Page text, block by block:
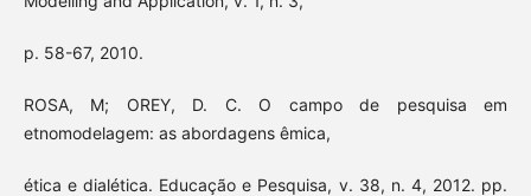
p. 58-67, 2010.
ROSA, M; OREY, D. C. O campo de pesquisa em
etnomodelagem: as abordagens êmica,
ética e dialética. Educação e Pesquisa, v. 38, n. 4, 2012. pp.